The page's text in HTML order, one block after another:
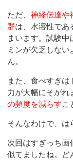
ただ、 神経伝達や
群は、水溶性であ
まいます。試験
ミンが欠乏しな
ん。
また、食べすぎ
力が大幅にそがれ
の頻度を減らすこ
そんなわけで、は
次回はすぎっち画
似てましたね。